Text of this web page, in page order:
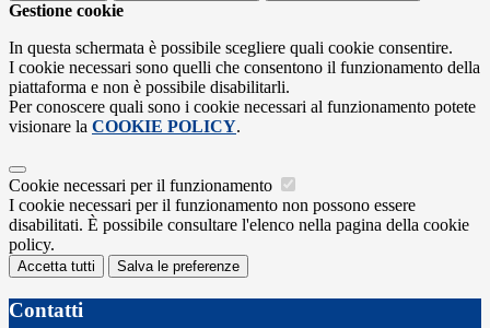
Gestione cookie
In questa schermata è possibile scegliere quali cookie consentire.
I cookie necessari sono quelli che consentono il funzionamento della
piattaforma e non è possibile disabilitarli.
Per conoscere quali sono i cookie necessari al funzionamento potete
visionare la COOKIE POLICY.
Cookie necessari per il funzionamento
I cookie necessari per il funzionamento non possono essere
disabilitati. È possibile consultare l'elenco nella pagina della cookie
policy.
Accetta tutti Salva le preferenze
Contatti